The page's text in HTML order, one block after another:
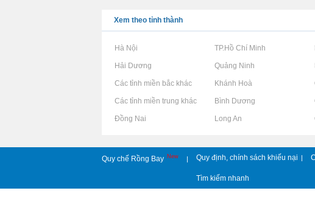
Xem theo tỉnh thành
Rao vặt tại Hà Nội Rao vặt tại TP.Hồ Chí Minh Rao vặt
Rao vặt tại Hải Dương Rao vặt tại Quảng Ninh Rao vặt
Rao vặt tại Các tỉnh miền bắc khácRao vặt tại Khánh Hoà Rao vặt
Rao vặt tại Các tỉnh miền trung khácRao vặt tại Bình Dương Rao vặt
Rao vặt tại Đồng Nai Rao vặt tại Long An Rao vặt
Quy chế Rồng Bay New | Quy định, chính sách khiếu nại |
Tìm kiếm nhanh